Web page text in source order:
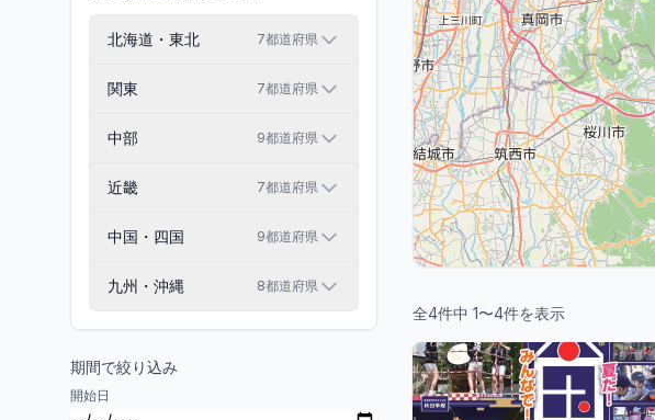
北海道・東北 7都道府県
関東 7都道府県
中部 9都道府県
近畿 7都道府県
中国・四国 9都道府県
九州・沖縄 8都道府県
期間で絞り込み
開始日
全4件中 1〜4件を表示